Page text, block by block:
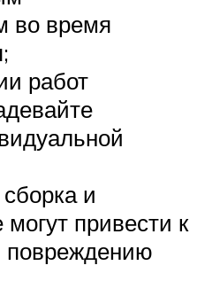
во время
работ
и
привести к